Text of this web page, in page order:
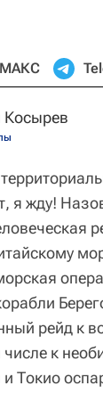
МАКС
я жду!
рейд к
к
Токио